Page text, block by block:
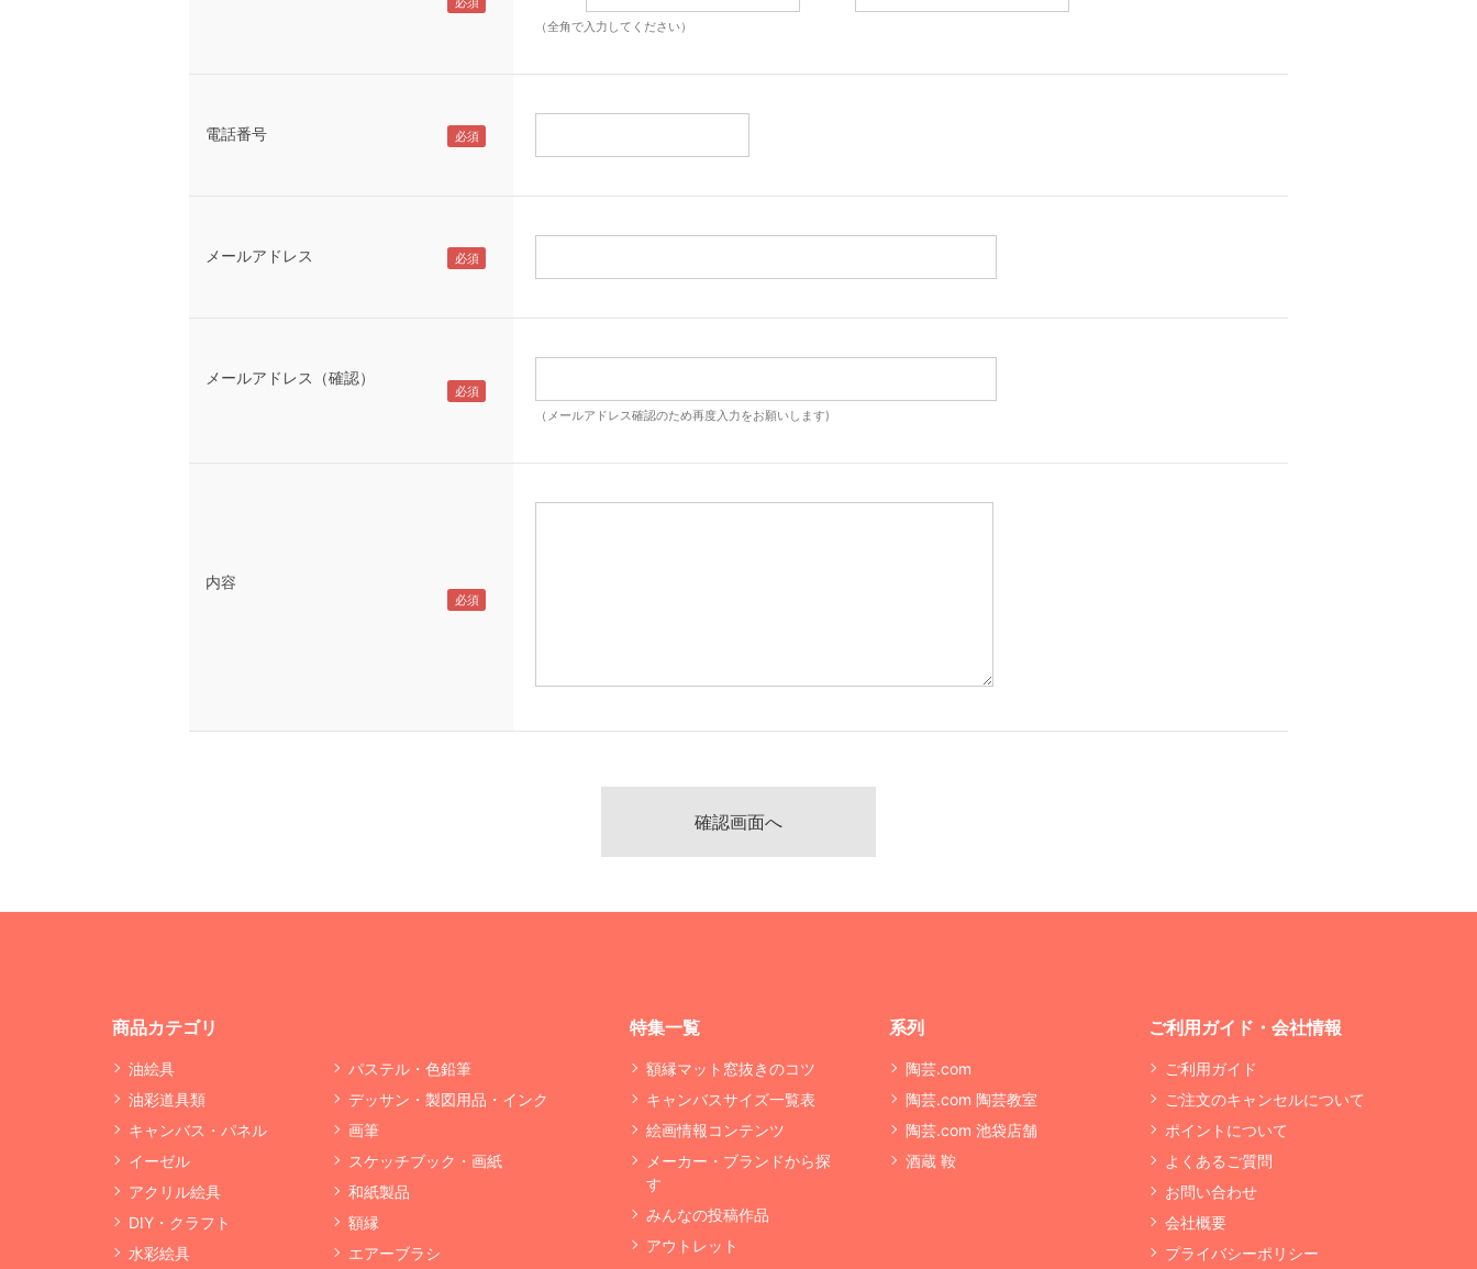
（全角で入力してください）
電話番号
メールアドレス
メールアドレス（確認）
（メールアドレス確認のため再度入力をお願いします)
内容
商品カテゴリ
油絵具
油彩道具類
キャンバス・パネル
イーゼル
アクリル絵具
DIY・クラフト
水彩絵具
パステル・色鉛筆
デッサン・製図用品・インク
画筆
スケッチブック・画紙
和紙製品
額縁
エアーブラシ
特集一覧
額縁マット窓抜きのコツ
キャンバスサイズ一覧表
絵画情報コンテンツ
メーカー・ブランドから探
す
みんなの投稿作品
アウトレット
系列
陶芸.com
陶芸.com 陶芸教室
陶芸.com 池袋店舗
酒蔵 鞍
ご利用ガイド・会社情報
ご利用ガイド
ご注文のキャンセルについて
ポイントについて
よくあるご質問
お問い合わせ
会社概要
プライバシーポリシー